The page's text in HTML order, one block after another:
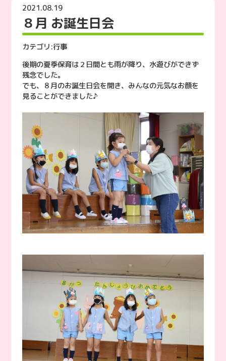
2021.08.19
８月 お誕生日会
カテゴリ:行事
後期の夏季保育は２日間とも雨が降り、水遊びができず
残念でした。
でも、８月のお誕生日会を開き、みんなの元気なお顔を
見ることができました♪